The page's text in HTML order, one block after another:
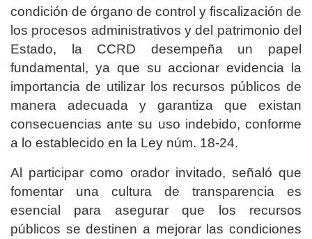
condición de órgano de control y fiscalización de
los procesos administrativos y del patrimonio del
Estado, la CCRD desempeña un papel
fundamental, ya que su accionar evidencia la
importancia de utilizar los recursos públicos de
manera adecuada y garantiza que existan
consecuencias ante su uso indebido, conforme
a lo establecido en la Ley núm. 18-24.
Al participar como orador invitado, señaló que
fomentar una cultura de transparencia es
esencial para asegurar que los recursos
públicos se destinen a mejorar las condiciones